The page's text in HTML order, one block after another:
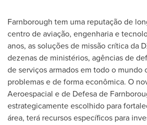
Farnborough tem uma reputação de
centro de aviação, engenharia e
anos, as soluções de missão crítica da
dezenas de ministérios, agências de
de serviços armados em todo o mundo
problemas e de forma econômica. O
Aeroespacial e de Defesa de
estrategicamente escolhido para
área, terá recursos específicos para